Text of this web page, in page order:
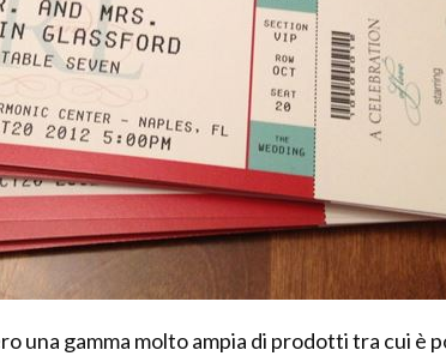
una gamma molto ampia di prodotti tra cui è